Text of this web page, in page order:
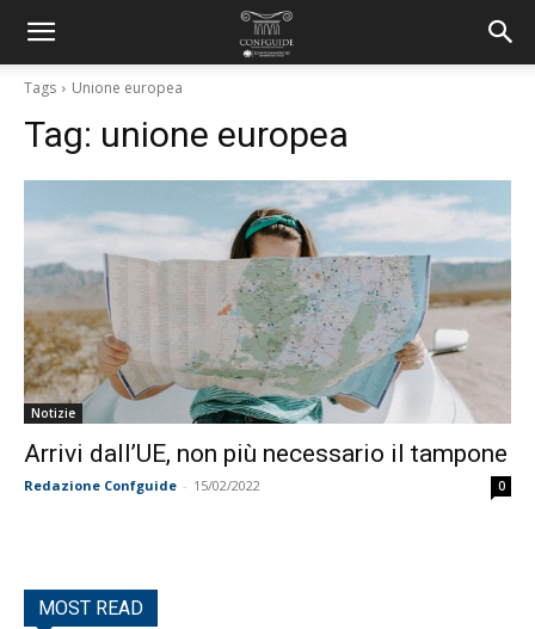
Tags Unione europea
Tag: unione europea
Notizie
Arrivi dall’UE, non più necessario il tampone
Redazione Confguide - 15/02/2022 0
MOST READ